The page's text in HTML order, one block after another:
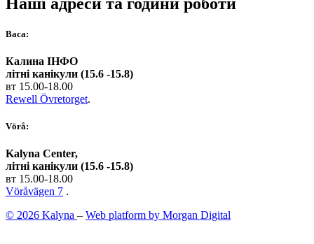
Васа:
Калина ІНФО
літні канікули (15.6 -15.8)
вт 15.00-18.00
Rewell Övretorget.
Vörå:
Kalyna Center,
літні канікули (15.6 -15.8)
вт 15.00-18.00
Vöråvägen 7 .
© 2026 Kalyna – Web platform by Morgan Digital